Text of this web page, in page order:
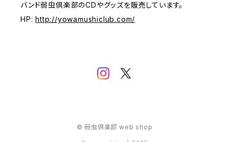
バンド弱虫倶楽部のCDやグッズを販売しています。
HP:http://yowamushiclub.com/
© 弱虫倶楽部 web shop